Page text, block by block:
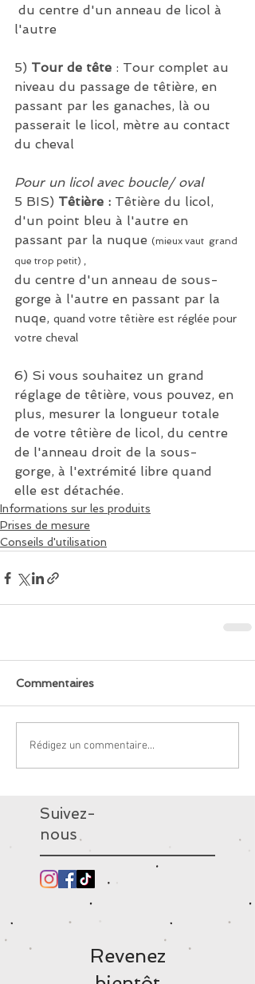
l'autre
5) Tour de tête : Tour complet au
niveau du passage de têtière, en
passant par les ganaches, là ou
passerait le licol, mètre au contact
du cheval
Pour un licol avec boucle/ oval
5 BIS) Têtière : Têtière du licol,
d'un point bleu à l'autre en
passant par la nuque (mieux vaut  grand
que trop petit) ,
du centre d'un anneau de sous-
gorge à l'autre en passant par la
nuqe, quand votre têtière est réglée pour
votre cheval
6) Si vous souhaitez un grand
réglage de têtière, vous pouvez, en
plus, mesurer la longueur totale
de votre têtière de licol, du centre
de l'anneau droit de la sous-
gorge, à l'extrémité libre quand
elle est détachée.
Informations sur les produits
Prises de mesure
Conseils d'utilisation
Commentaires
Rédigez un commentaire...
Suivez-
nous
Revenez